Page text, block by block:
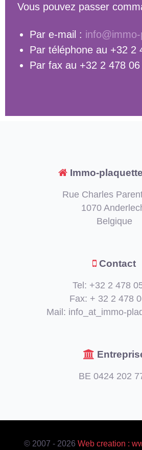
Vous pouvez passer
Par e-mail :
Par téléphone au +32 2
Par fax au +32 2 478
Immo-
Rue Charles
1070
Belgique
Contact
Tel: +32 2 478
Fax: + 32 2 478
Mail: info_at_immo-
BE 0424 202
© 2007 - 2026 Web creation :